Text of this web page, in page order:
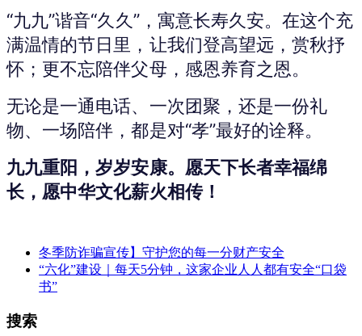
“九九”谐音“久久”，寓意长寿久安。在这个充
满温情的节日里，让我们登高望远，赏秋抒
怀；更不忘陪伴父母，感恩养育之恩。
无论是一通电话、一次团聚，还是一份礼
物、一场陪伴，都是对“孝”最好的诠释。
九九重阳，岁岁安康。愿天下长者幸福绵
长，愿中华文化薪火相传！
冬季防诈骗宣传】守护您的每一分财产安全
“六化”建设｜每天5分钟，这家企业人人都有安全“口袋
书”
搜索